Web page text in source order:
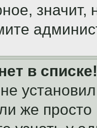
значит,
в списке!
же